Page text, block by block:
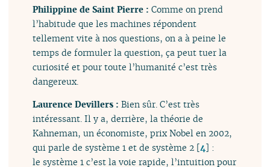
Philippine de Saint Pierre :Comme on prend
l’habitude que les machines répondent
tellement vite à nos questions, on a à peine le
temps de formuler la question, ça peut tuer la
curiosité et pour toute l’humanité c’est très
dangereux.
Laurence Devillers :Bien sûr. C’est très
intéressant. Il y a, derrière, la théorie de
Kahneman, un économiste, prix Nobel en 2002,
qui parle de système 1 et de système 2 [4] :
le système 1 c’est la voie rapide, l’intuition pour